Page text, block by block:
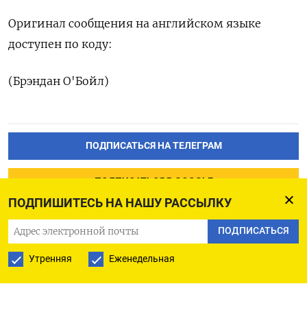
ПОДПИШИТЕСЬ НА НАШУ РАССЫЛКУ
ПОДПИСАТЬСЯ
Утренняя Еженедельная
Оригинал сообщения на английском языке
доступен по коду:
(Брэндан О'Бойл)
ПОДПИСАТЬСЯ НА ТЕЛЕГРАМ
ПОДПИСАТЬСЯ В GOOGLE